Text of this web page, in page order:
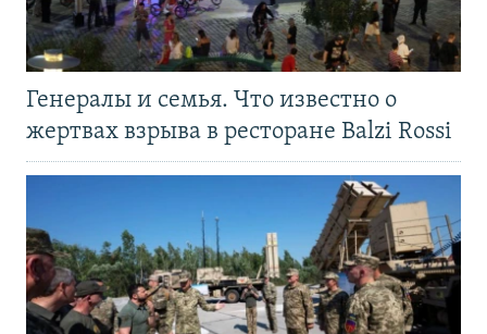
Генералы и семья. Что известно о
жертвах взрыва в ресторане Balzi Rossi